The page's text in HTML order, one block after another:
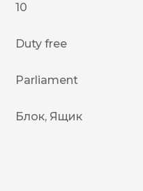
10
Duty free
Parliament
Блок, Ящик